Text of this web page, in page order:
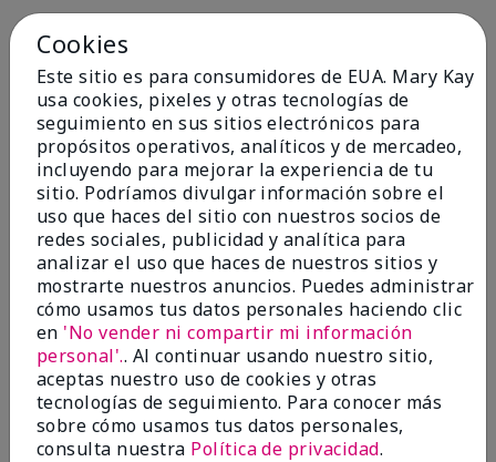
1 Capa
Cookies
Este sitio es para consumidores de EUA. Mary Kay
usa cookies, pixeles y otras tecnologías de
seguimiento en sus sitios electrónicos para
propósitos operativos, analíticos y de mercadeo,
incluyendo para mejorar la experiencia de tu
sitio. Podríamos divulgar información sobre el
uso que haces del sitio con nuestros socios de
redes sociales, publicidad y analítica para
analizar el uso que haces de nuestros sitios y
mostrarte nuestros anuncios. Puedes administrar
cómo usamos tus datos personales haciendo clic
en 'No vender ni compartir mi información
personal'.. Al continuar usando nuestro sitio,
aceptas nuestro uso de cookies y otras
tecnologías de seguimiento. Para conocer más
sobre cómo usamos tus datos personales,
consulta nuestra Política de privacidad.